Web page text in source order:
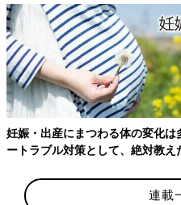
妊娠・出産にまつわる体の変化
ートラブル対策として、絶対教
連載